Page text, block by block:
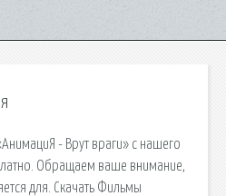
- Врут враги» с нашего
Обращаем ваше внимание,
для. Скачать Фильмы